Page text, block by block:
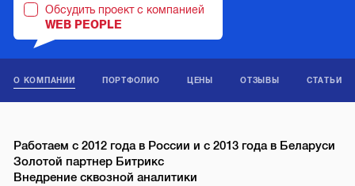
Обсудить проект с компанией
WEB PEOPLE
О КОМПАНИИ ПОРТФОЛИО ЦЕНЫ ОТЗЫВЫ СТАТЬИ
Работаем с 2012 года в России и с 2013 года в Беларуси
Золотой партнер Битрикс
Внедрение сквозной аналитики